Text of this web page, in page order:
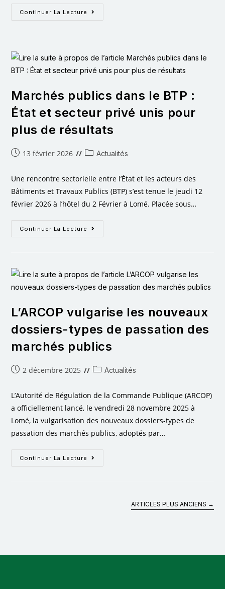
Continuer La Lecture
Marchés publics dans le BTP :
État et secteur privé unis pour
plus de résultats
13 février 2026 Actualités
Une rencontre sectorielle entre l’État et les acteurs des
Bâtiments et Travaux Publics (BTP) s’est tenue le jeudi 12
février 2026 à l’hôtel du 2 Février à Lomé. Placée sous…
Continuer La Lecture
L’ARCOP vulgarise les nouveaux
dossiers-types de passation des
marchés publics
2 décembre 2025 Actualités
L’Autorité de Régulation de la Commande Publique (ARCOP)
a officiellement lancé, le vendredi 28 novembre 2025 à
Lomé, la vulgarisation des nouveaux dossiers-types de
passation des marchés publics, adoptés par…
Continuer La Lecture
ARTICLES PLUS ANCIENS →